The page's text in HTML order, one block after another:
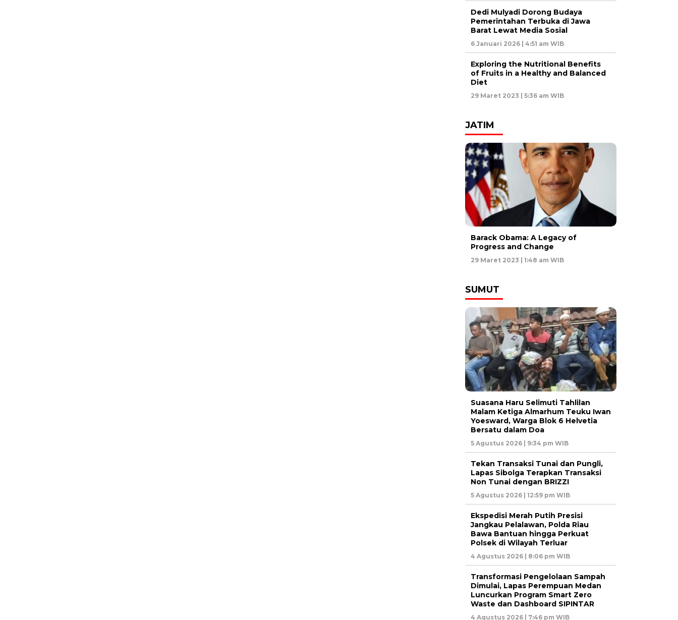
Dedi Mulyadi Dorong Budaya
Pemerintahan Terbuka di Jawa
Barat Lewat Media Sosial
6 Januari 2026 | 4:51 am WIB
Exploring the Nutritional Benefits
of Fruits in a Healthy and Balanced
Diet
29 Maret 2023 | 5:36 am WIB
JATIM
Barack Obama: A Legacy of
Progress and Change
29 Maret 2023 | 1:48 am WIB
SUMUT
Suasana Haru Selimuti Tahlilan
Malam Ketiga Almarhum Teuku Iwan
Yoesward, Warga Blok 6 Helvetia
Bersatu dalam Doa
5 Agustus 2026 | 9:34 pm WIB
Tekan Transaksi Tunai dan Pungli,
Lapas Sibolga Terapkan Transaksi
Non Tunai dengan BRIZZI
5 Agustus 2026 | 12:59 pm WIB
Ekspedisi Merah Putih Presisi
Jangkau Pelalawan, Polda Riau
Bawa Bantuan hingga Perkuat
Polsek di Wilayah Terluar
4 Agustus 2026 | 8:06 pm WIB
Transformasi Pengelolaan Sampah
Dimulai, Lapas Perempuan Medan
Luncurkan Program Smart Zero
Waste dan Dashboard SIPINTAR
4 Agustus 2026 | 7:46 pm WIB